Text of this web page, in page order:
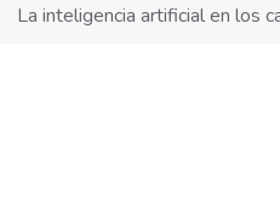
La inteligencia artificial en los